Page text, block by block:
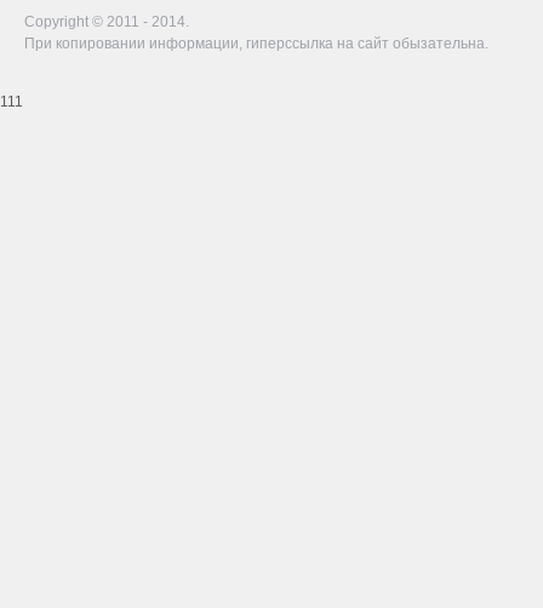
Copyright © 2011 - 2014.
При копировании информации, гиперссылка на сайт обызательна.
111